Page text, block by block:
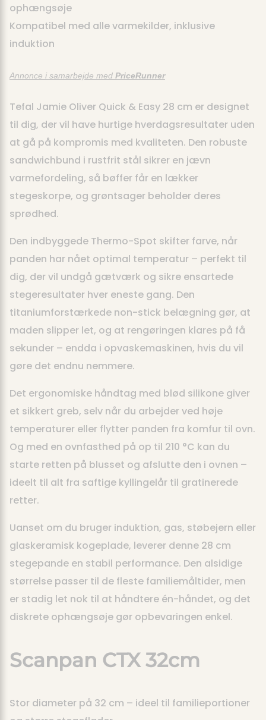
ophængsøje
Kompatibel med alle varmekilder, inklusive
induktion
Annonce i samarbejde med PriceRunner
Tefal Jamie Oliver Quick & Easy 28 cm er designet
til dig, der vil have hurtige hverdagsresultater uden
at gå på kompromis med kvaliteten. Den robuste
sandwichbund i rustfrit stål sikrer en jævn
varmefordeling, så bøffer får en lækker
stegeskorpe, og grøntsager beholder deres
sprødhed.
Den indbyggede Thermo-Spot skifter farve, når
panden har nået optimal temperatur – perfekt til
dig, der vil undgå gætværk og sikre ensartede
stegeresultater hver eneste gang. Den
titaniumforstærkede non-stick belægning gør, at
maden slipper let, og at rengøringen klares på få
sekunder – endda i opvaskemaskinen, hvis du vil
gøre det endnu nemmere.
Det ergonomiske håndtag med blød silikone giver
et sikkert greb, selv når du arbejder ved høje
temperaturer eller flytter panden fra komfur til ovn.
Og med en ovnfasthed på op til 210 °C kan du
starte retten på blusset og afslutte den i ovnen –
ideelt til alt fra saftige kyllingelår til gratinerede
retter.
Uanset om du bruger induktion, gas, støbejern eller
glaskeramisk kogeplade, leverer denne 28 cm
stegepande en stabil performance. Den alsidige
størrelse passer til de fleste familiemåltider, men
er stadig let nok til at håndtere én-håndet, og det
diskrete ophængsøje gør opbevaringen enkel.
Scanpan CTX 32cm
Stor diameter på 32 cm – ideel til familieportioner